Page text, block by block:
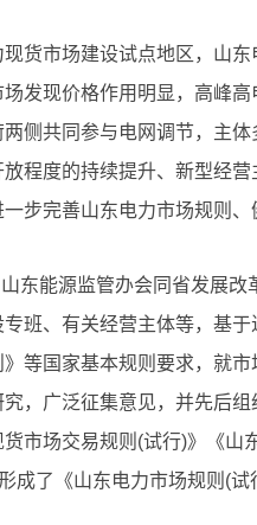
货市场建设试点地区，山
发现价格作用明显，高峰
侧共同参与电网调节，主
程度的持续提升、新型经
步完善山东电力市场规则、
东能源监管办会同省发展
班、有关经营主体等，基
等国家基本规则要求，就
，广泛征集意见，并先后
货市场交易规则(试行)》《
成了《山东电力市场规则(试